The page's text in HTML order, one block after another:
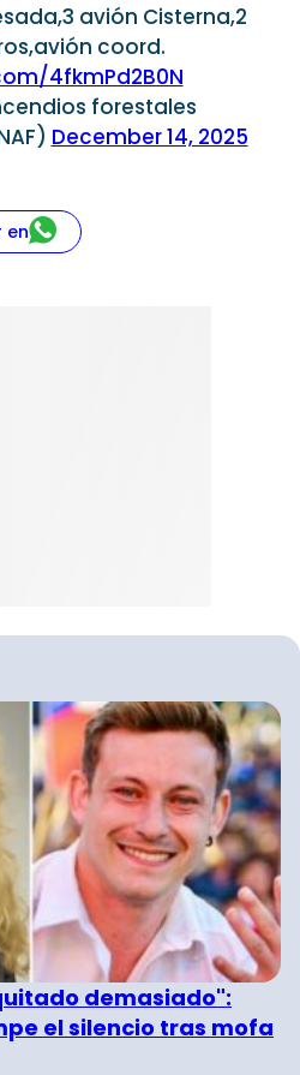
avión Cisterna,2
coord.
4fkmPd2B0N
forestales
December 14, 2025
en
demasiado":
el silencio tras mofa